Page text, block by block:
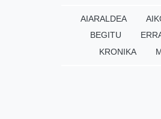
AIARALDEA
BEGITU
KRONIKA